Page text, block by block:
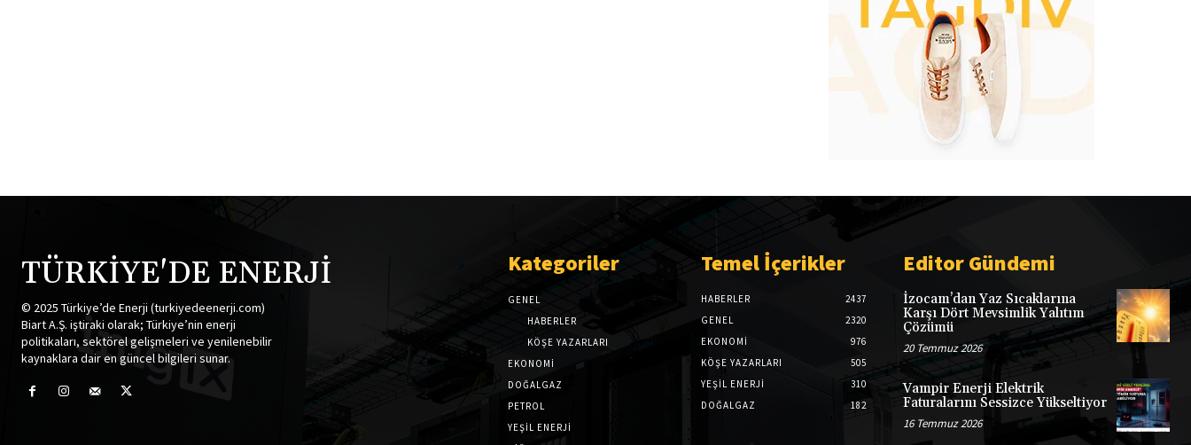
TÜRKİYE'DE ENERJİ
© 2025 Türkiye’de Enerji (turkiyedeenerji.com)
Biart A.Ş. iştiraki olarak; Türkiye’nin enerji
politikaları, sektörel gelişmeleri ve yenilenebilir
kaynaklara dair en güncel bilgileri sunar.
Kategoriler
GENEL
HABERLER
KÖŞE YAZARLARI
EKONOMİ
DOĞALGAZ
PETROL
YEŞİL ENERJİ
Temel İçerikler
HABERLER
2437
GENEL
2320
EKONOMI
976
KÖŞE YAZARLARI
505
YEŞİL ENERJİ
310
DOĞALGAZ
182
Editor Gündemi
İzocam’dan Yaz Sıcaklarına
Karşı Dört Mevsimlik Yalıtım
Çözümü
20 Temmuz 2026
Vampir Enerji Elektrik
Faturalarını Sessizce Yükseltiyor
16 Temmuz 2026